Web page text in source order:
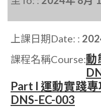
上課日期Date: :
課程名稱Course:動
Part I 運動實踐
DNS-EC-003